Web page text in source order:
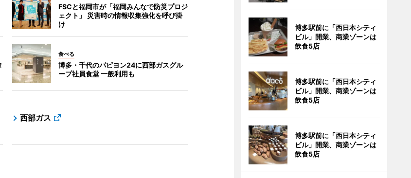
FSCと福岡市が「福岡みんなで防災プロジ
ェクト」 災害時の情報収集強化を呼び掛
け
食べる
博多・千代のパピヨン24に西部ガスグル
ープ社員食堂 一般利用も
西部ガス
博多駅前に「西日本シティ
ビル」開業、商業ゾーンは
飲食5店
博多駅前に「西日本シティ
ビル」開業、商業ゾーンは
飲食5店
博多駅前に「西日本シティ
ビル」開業、商業ゾーンは
飲食5店